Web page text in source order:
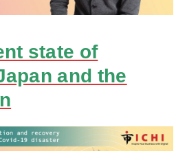
state of
and the